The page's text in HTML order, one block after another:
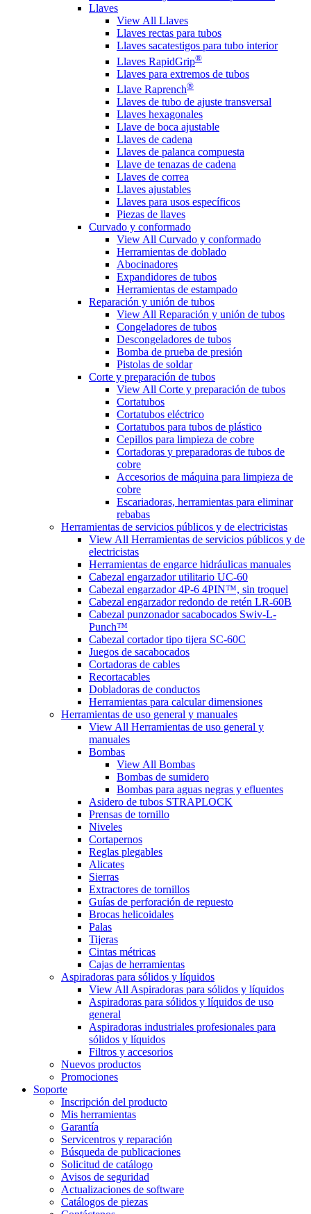
Llaves
View All Llaves
Llaves rectas para tubos
Llaves sacatestigos para tubo interior
Llaves RapidGrip®
Llaves para extremos de tubos
Llave Raprench®
Llaves de tubo de ajuste transversal
Llaves hexagonales
Llave de boca ajustable
Llaves de cadena
Llaves de palanca compuesta
Llave de tenazas de cadena
Llaves de correa
Llaves ajustables
Llaves para usos específicos
Piezas de llaves
Curvado y conformado
View All Curvado y conformado
Herramientas de doblado
Abocinadores
Expandidores de tubos
Herramientas de estampado
Reparación y unión de tubos
View All Reparación y unión de tubos
Congeladores de tubos
Descongeladores de tubos
Bomba de prueba de presión
Pistolas de soldar
Corte y preparación de tubos
View All Corte y preparación de tubos
Cortatubos
Cortatubos eléctrico
Cortatubos para tubos de plástico
Cepillos para limpieza de cobre
Cortadoras y preparadoras de tubos de
cobre
Accesorios de máquina para limpieza de
cobre
Escariadoras, herramientas para eliminar
rebabas
Herramientas de servicios públicos y de electricistas
View All Herramientas de servicios públicos y de
electricistas
Herramientas de engarce hidráulicas manuales
Cabezal engarzador utilitario UC-60
Cabezal engarzador 4P-6 4PIN™, sin troquel
Cabezal engarzador redondo de retén LR-60B
Cabezal punzonador sacabocados Swiv-L-
Punch™
Cabezal cortador tipo tijera SC-60C
Juegos de sacabocados
Cortadoras de cables
Recortacables
Dobladoras de conductos
Herramientas para calcular dimensiones
Herramientas de uso general y manuales
View All Herramientas de uso general y
manuales
Bombas
View All Bombas
Bombas de sumidero
Bombas para aguas negras y efluentes
Asidero de tubos STRAPLOCK
Prensas de tornillo
Niveles
Cortapernos
Reglas plegables
Alicates
Sierras
Extractores de tornillos
Guías de perforación de repuesto
Brocas helicoidales
Palas
Tijeras
Cintas métricas
Cajas de herramientas
Aspiradoras para sólidos y líquidos
View All Aspiradoras para sólidos y líquidos
Aspiradoras para sólidos y líquidos de uso
general
Aspiradoras industriales profesionales para
sólidos y líquidos
Filtros y accesorios
Nuevos productos
Promociones
Soporte
Inscripción del producto
Mis herramientas
Garantía
Servicentros y reparación
Búsqueda de publicaciones
Solicitud de catálogo
Avisos de seguridad
Actualizaciones de software
Catálogos de piezas